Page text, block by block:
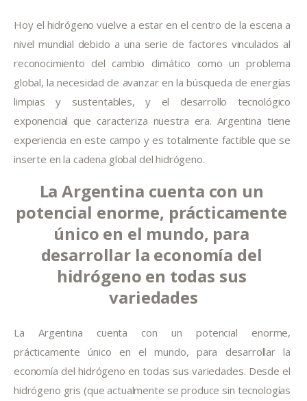
Hoy el hidrógeno vuelve a estar en el centro de la escena a
nivel mundial debido a una serie de factores vinculados al
reconocimiento del cambio climático como un problema
global, la necesidad de avanzar en la búsqueda de energías
limpias y sustentables, y el desarrollo tecnológico
exponencial que caracteriza nuestra era. Argentina tiene
experiencia en este campo y es totalmente factible que se
inserte en la cadena global del hidrógeno.
La Argentina cuenta con un
potencial enorme, prácticamente
único en el mundo, para
desarrollar la economía del
hidrógeno en todas sus
variedades
La Argentina cuenta con un potencial enorme,
prácticamente único en el mundo, para desarrollar la
economía del hidrógeno en todas sus variedades. Desde el
hidrógeno gris (que actualmente se produce sin tecnologías